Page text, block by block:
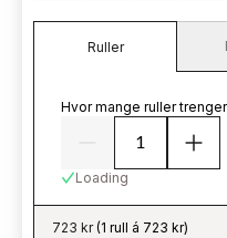
Ruller
Hvor mange ruller
Loading
723 kr(1 rull á 723 kr)